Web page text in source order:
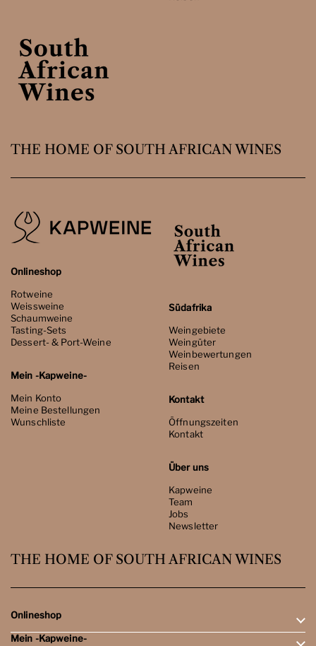
THE HOME OF SOUTH AFRICAN WINES
Onlineshop
Rotweine
Weissweine
Schaumweine
Tasting-Sets
Dessert- & Port-Weine
Mein -Kapweine-
Mein Konto
Meine Bestellungen
Wunschliste
Südafrika
Weingebiete
Weingüter
Weinbewertungen
Reisen
Kontakt
Öffnungszeiten
Kontakt
Über uns
Kapweine
Team
Jobs
Newsletter
THE HOME OF SOUTH AFRICAN WINES
Onlineshop
Rotweine
Mein -Kapweine-